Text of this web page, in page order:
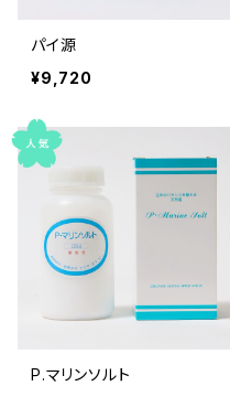
パイ源
¥9,720
P.マリンソルト